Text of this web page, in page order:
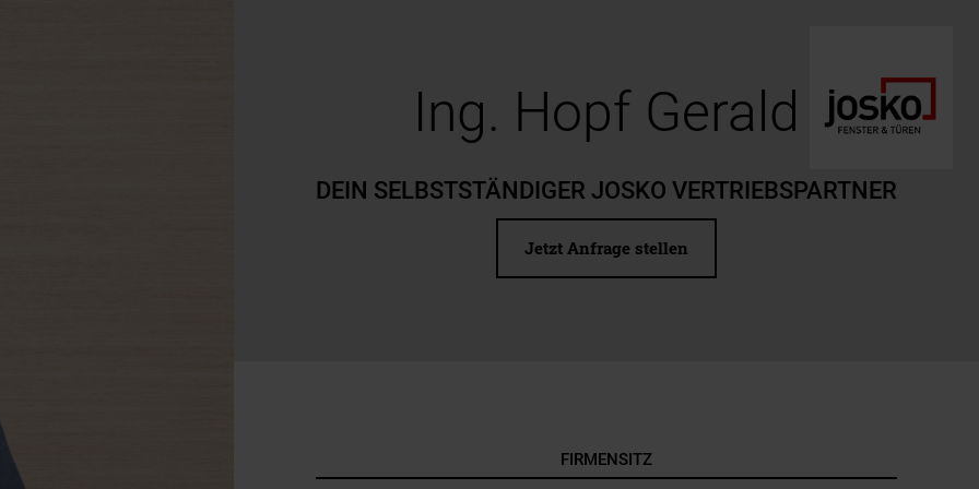
Ing. Hopf Gerald
DEIN SELBSTSTÄNDIGER JOSKO VERTRIEBSPARTNER
Jetzt Anfrage stellen
FIRMENSITZ